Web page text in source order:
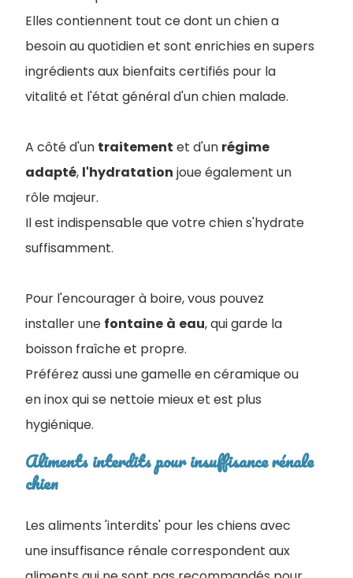
Elles contiennent tout ce dont un chien a
besoin au quotidien et sont enrichies en supers
ingrédients aux bienfaits certifiés pour la
vitalité et l'état général d'un chien malade.
A côté d'un traitement et d'un régime
adapté, l'hydratation joue également un
rôle majeur.
Il est indispensable que votre chien s'hydrate
suffisamment.
Pour l'encourager à boire, vous pouvez
installer une fontaine à eau, qui garde la
boisson fraîche et propre.
Préférez aussi une gamelle en céramique ou
en inox qui se nettoie mieux et est plus
hygiénique.
Aliments interdits pour insuffisance rénale
chien
Les aliments 'interdits' pour les chiens avec
une insuffisance rénale correspondent aux